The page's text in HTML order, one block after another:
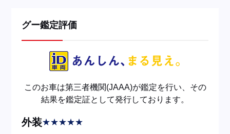
グー鑑定評価
このお車は第三者機関(JAAA)が鑑定を行い、その
結果を鑑定証として発行しております。
外装★★★★★